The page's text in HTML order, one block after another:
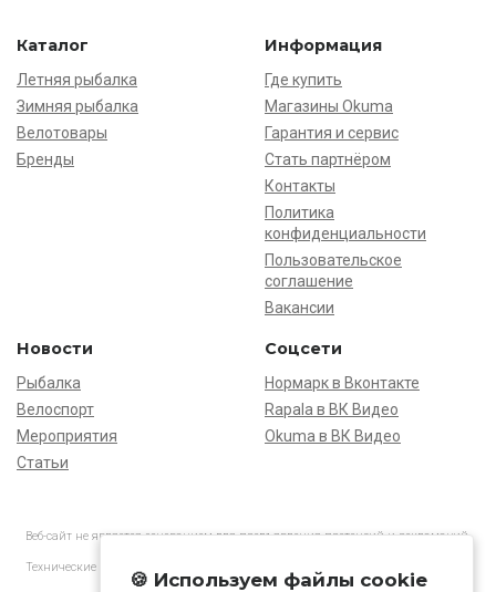
Каталог
Летняя рыбалка
Зимняя рыбалка
Велотовары
Бренды
Информация
Где купить
Магазины Okuma
Гарантия и сервис
Стать партнёром
Контакты
Политика
конфиденциальности
Пользовательское
соглашение
Вакансии
Новости
Рыбалка
Велоспорт
Мероприятия
Статьи
Соцсети
Нормарк в Вконтакте
Rapala в ВК Видео
Okuma в ВК Видео
Веб-сайт не является основанием для предъявления претензий и рекламаций,
Технические характеристики товаров могут отличаться от указанных на сайте.
🍪 Используем файлы cookie